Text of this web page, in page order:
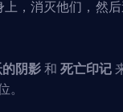
，消灭他们，然
阴影和 死亡印记